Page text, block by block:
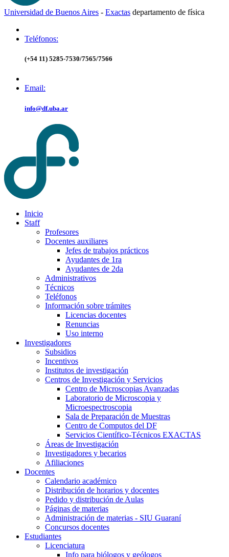
Universidad de Buenos Aires - Exactas departamento de física
Teléfonos:
(+54 11) 5285-7530/7565/7566
Email:
info@df.uba.ar
Inicio
Staff
Profesores
Docentes auxiliares
Jefes de trabajos prácticos
Ayudantes de 1ra
Ayudantes de 2da
Administrativos
Técnicos
Teléfonos
Información sobre trámites
Licencias docentes
Renuncias
Uso interno
Investigadores
Subsidios
Incentivos
Institutos de investigación
Centros de Investigación y Servicios
Centro de Microscopias Avanzadas
Laboratorio de Microscopia y
Microespectroscopia
Sala de Preparación de Muestras
Centro de Computos del DF
Servicios Científico-Técnicos EXACTAS
Áreas de Investigación
Investigadores y becarios
Afiliaciones
Docentes
Calendario académico
Distribución de horarios y docentes
Pedido y distribución de Aulas
Páginas de materias
Administración de materias - SIU Guaraní
Concursos docentes
Estudiantes
Licenciatura
Info para biólogos y geólogos